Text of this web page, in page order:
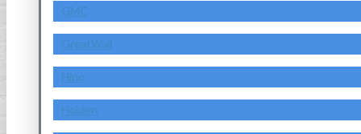
GMC
GreatWall
Hino
Holden